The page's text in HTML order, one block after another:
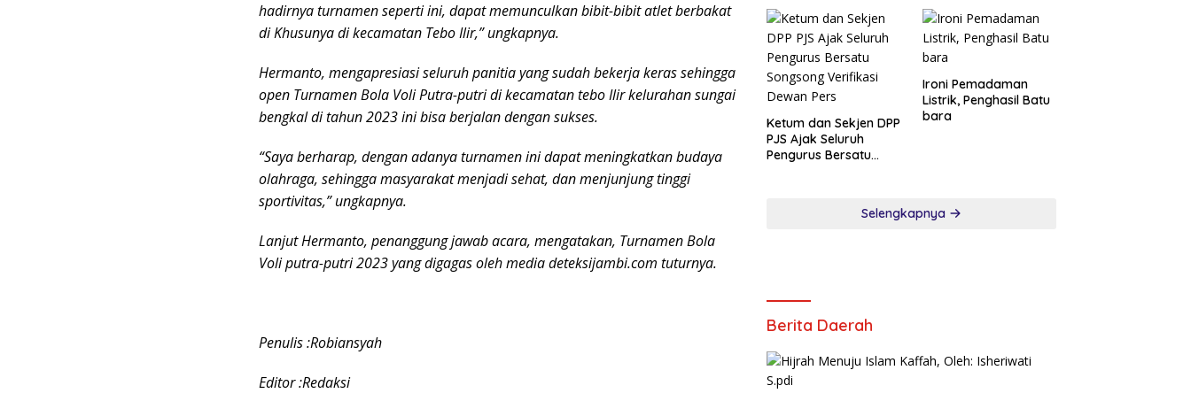
hadirnya turnamen seperti ini, dapat memunculkan bibit-bibit atlet berbakat
di Khusunya di kecamatan Tebo Ilir,” ungkapnya.
Hermanto, mengapresiasi seluruh panitia yang sudah bekerja keras sehingga
open Turnamen Bola Voli Putra-putri di kecamatan tebo Ilir kelurahan sungai
bengkal di tahun 2023 ini bisa berjalan dengan sukses.
“Saya berharap, dengan adanya turnamen ini dapat meningkatkan budaya
olahraga, sehingga masyarakat menjadi sehat, dan menjunjung tinggi
sportivitas,” ungkapnya.
Lanjut Hermanto, penanggung jawab acara, mengatakan, Turnamen Bola
Voli putra-putri 2023 yang digagas oleh media deteksijambi.com tuturnya.
Penulis :Robiansyah
Editor :Redaksi
Jalankan Tugas
Gubernur BI
Sementara
Ketum dan Sekjen DPP
PJS Ajak Seluruh
Pengurus Bersatu
Ironi Pemadaman
Listrik, Penghasil Batu
bara
Selengkapnya
Berita Daerah